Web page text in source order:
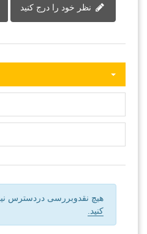
هیچ نقدوبررسی دردسترس
کنید.